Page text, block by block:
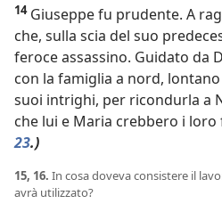
14Giuseppe fu prudente. A
che, sulla scia del suo
feroce assassino. Guidato da
con la famiglia a nord,
suoi intrighi, per ricondurla a
che lui e Maria crebbero i loro
23.)
15, 16. In cosa doveva consistere il
avrà utilizzato?